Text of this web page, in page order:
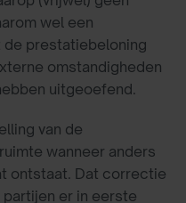
wel een
de prestatiebeloning
omstandigheden
uitgeoefend.
van de
wanneer anders
ontstaat. Dat correctie
er in eerste